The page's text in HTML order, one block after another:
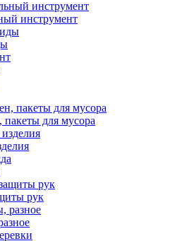
инструмент
для мусора
рук